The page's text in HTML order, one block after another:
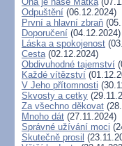
Odpuštění (06.12.2024)
První a hlavní zbraň
Doporučení (04.12.2024)
Láska a spokojenost
Cesta(02.12.2024)
Obdivuhodné tajemství
Každé vítězství
V Jeho přítomnosti
Skvosty a cetky
Za všechno děkovat
Mnoho dát (27.11.2024)
Správné užívání moci
Skutečně prosil